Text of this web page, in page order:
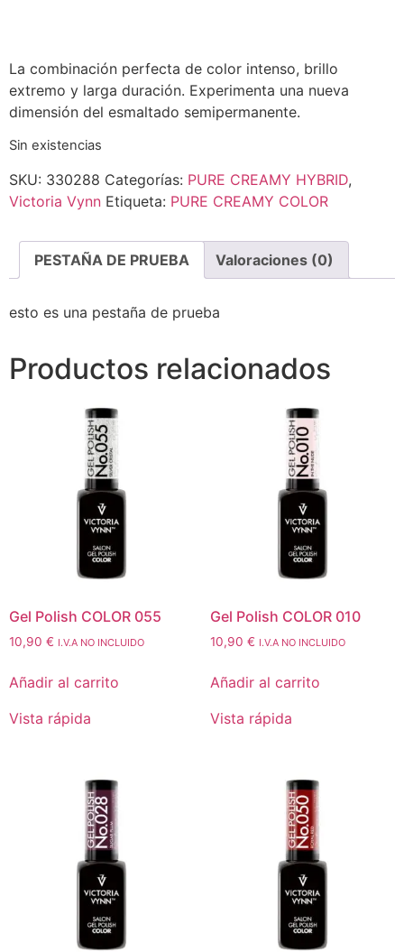
La combinación perfecta de color intenso, brillo
extremo y larga duración. Experimenta una nueva
dimensión del esmaltado semipermanente.
Sin existencias
SKU: 330288 Categorías: PURE CREAMY HYBRID,
Victoria Vynn Etiqueta: PURE CREAMY COLOR
PESTAÑA DE PRUEBA Valoraciones (0)
esto es una pestaña de prueba
Productos relacionados
Gel Polish COLOR 055
10,90 € I.V.A NO INCLUIDO
Añadir al carrito
Vista rápida
Gel Polish COLOR 010
10,90 € I.V.A NO INCLUIDO
Añadir al carrito
Vista rápida